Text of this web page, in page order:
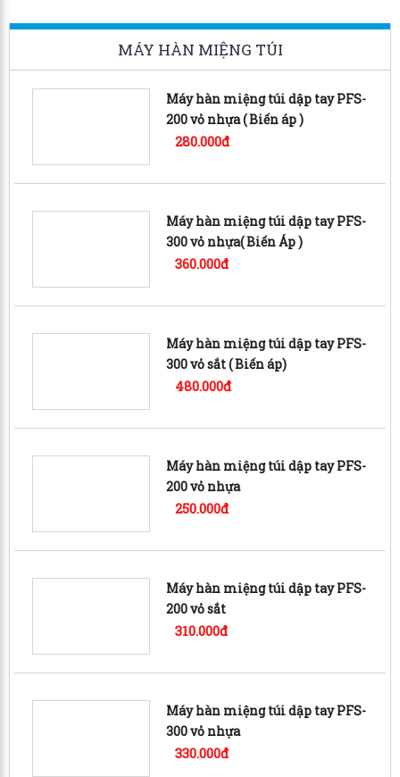
MÁY HÀN MIỆNG TÚI
Máy hàn miệng túi dập tay PFS-
200 vỏ nhựa ( Biến áp )
280.000đ
Máy hàn miệng túi dập tay PFS-
300 vỏ nhựa( Biến Áp )
360.000đ
Máy hàn miệng túi dập tay PFS-
300 vỏ sắt ( Biến áp)
480.000đ
Máy hàn miệng túi dập tay PFS-
200 vỏ nhựa
250.000đ
Máy hàn miệng túi dập tay PFS-
200 vỏ sắt
310.000đ
Máy hàn miệng túi dập tay PFS-
300 vỏ nhựa
330.000đ